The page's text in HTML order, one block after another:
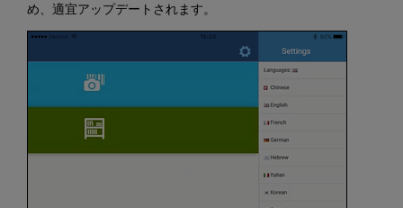
め、適宜アップデートされます。